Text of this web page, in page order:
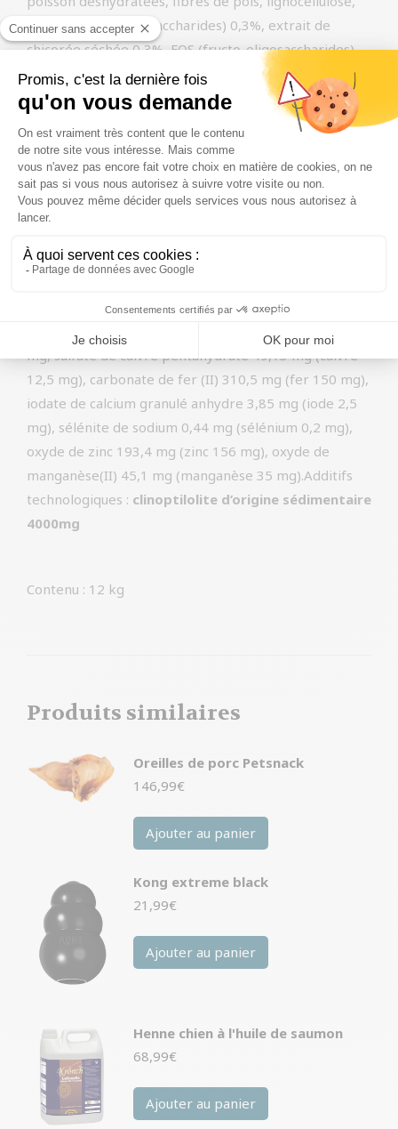
MOS (mannan oligosaccharides) 0,3%, extrait de
chicorée séchée 0,3%, FOS (fructo-oligosaccharides)
0,15%, peptides de collagène bioactifs 0,06%, extrait
de levure (nucléotides) 0,03%, extrait d’agrumes
séchés (bioflavonoïden) 0,006%, extrait de pomme
séchée 0,003%
Constituants analytiques :humidité 8%, protéines
brutes 30%, huiles et graisses brutes 18%, fibres
brutes 2,1%, cendres brutes 7%, calcium 1,15%,
phosphore 0,95%, acides gras oméga 3 0,85%, acides
gras oméga 6 2,7%
Additifs nutritionnels :vitamine A 26000 UI,
mg, sulfate de cuivre pentahydraté 49,13 mg (cuivre
12,5 mg), carbonate de fer (II) 310,5 mg (fer 150 mg),
iodate de calcium granulé anhydre 3,85 mg (iode 2,5
mg), sélénite de sodium 0,44 mg (sélénium 0,2 mg),
oxyde de zinc 193,4 mg (zinc 156 mg), oxyde de
manganèse(II) 45,1 mg (manganèse 35 mg).Additifs
technologiques : clinoptilolite d’origine sédimentaire
4000mg
Contenu : 12 kg
Produits similaires
Oreilles de porc Petsnack
146,99€
Ajouter au panier
Kong extreme black
21,99€
Ajouter au panier
Henne chien à l'huile de saumon
68,99€
Ajouter au panier